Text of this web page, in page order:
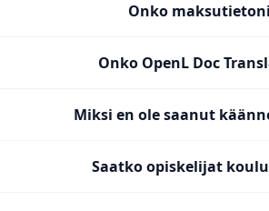
Onko
Onko OpenL Doc
Miksi en ole saanut
Saatko opiskelijat